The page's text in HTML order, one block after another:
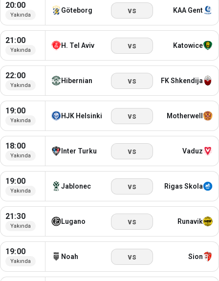
20:00
Yakında
Göteborg vs KAA Gent
21:00
Yakında
H. Tel Aviv vs Katowice
22:00
Yakında
Hibernian vs FK Shkendija
19:00
Yakında
HJK Helsinki vs Motherwell
18:00
Yakında
Inter Turku vs Vaduz
19:00
Yakında
Jablonec vs Rigas Skola
21:30
Yakında
Lugano vs Runavik
19:00
Yakında
Noah vs Sion